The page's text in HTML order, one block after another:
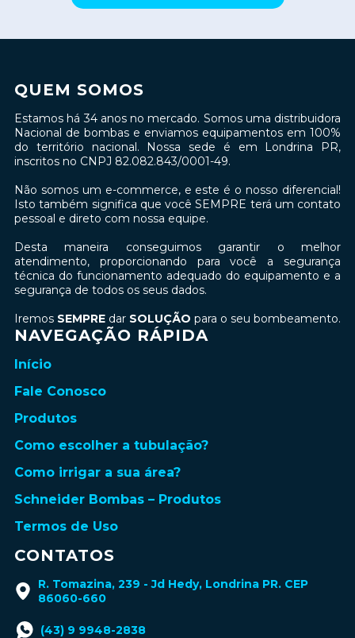
QUEM SOMOS
Estamos há 34 anos no mercado. Somos uma distribuidora
Nacional de bombas e enviamos equipamentos em 100%
do território nacional. Nossa sede é em Londrina PR,
inscritos no CNPJ 82.082.843/0001-49.
Não somos um e-commerce, e este é o nosso diferencial!
Isto também significa que você SEMPRE terá um contato
pessoal e direto com nossa equipe.
Desta maneira conseguimos garantir o melhor
atendimento, proporcionando para você a segurança
técnica do funcionamento adequado do equipamento e a
segurança de todos os seus dados.
Iremos SEMPRE dar SOLUÇÃO para o seu bombeamento.
NAVEGAÇÃO RÁPIDA
Início
Fale Conosco
Produtos
Como escolher a tubulação?
Como irrigar a sua área?
Schneider Bombas – Produtos
Termos de Uso
CONTATOS
R. Tomazina, 239 - Jd Hedy, Londrina PR. CEP
86060-660
(43) 9 9948-2838